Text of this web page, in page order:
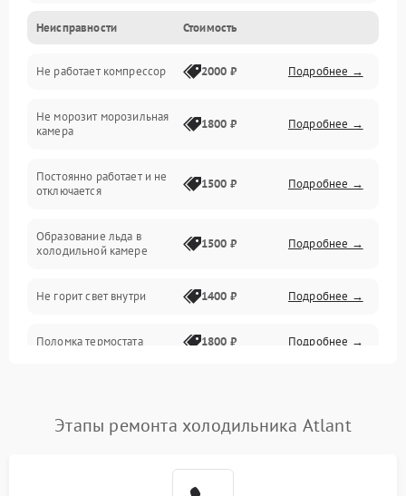
Механика
Электропитание
Дренаж
Неисправности Стоимость
Не работает компрессор 2000 ₽ Подробнее →
Не морозит морозильная
камера
1800 ₽ Подробнее →
Постоянно работает и не
отключается
1500 ₽ Подробнее →
Образование льда в
холодильной камере
1500 ₽ Подробнее →
Не горит свет внутри 1400 ₽ Подробнее →
Поломка термостата 1800 ₽ Подробнее →
Поломка системы No Frost 2600 ₽ Подробнее →
Этапы ремонта холодильника Atlant